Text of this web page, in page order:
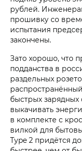
рублей.
прошивку со
испытания
закончены.
Зато хорошо, что
подданства в
раздельных
быстрых зарядных
выкачивать
в комплекте с
вилкой для
Type 2 придётся